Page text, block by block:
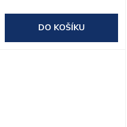
DO KOŠÍKU